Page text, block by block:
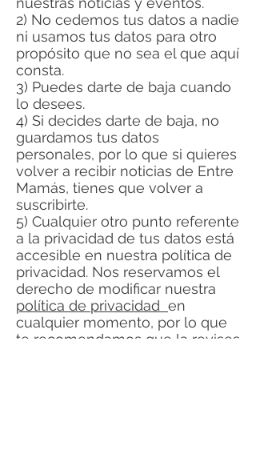
2) No cedemos tus datos a nadie
ni usamos tus datos para otro
propósito que no sea el que aquí
consta.
3) Puedes darte de baja cuando
lo desees.
4) Si decides darte de baja, no
guardamos tus datos
personales, por lo que si quieres
volver a recibir noticias de Entre
Mamás, tienes que volver a
suscribirte.
5) Cualquier otro punto referente
a la privacidad de tus datos está
accesible en nuestra política de
privacidad. Nos reservamos el
derecho de modificar nuestra
política de privacidad en
cualquier momento, por lo que
te recomendamos que la revises